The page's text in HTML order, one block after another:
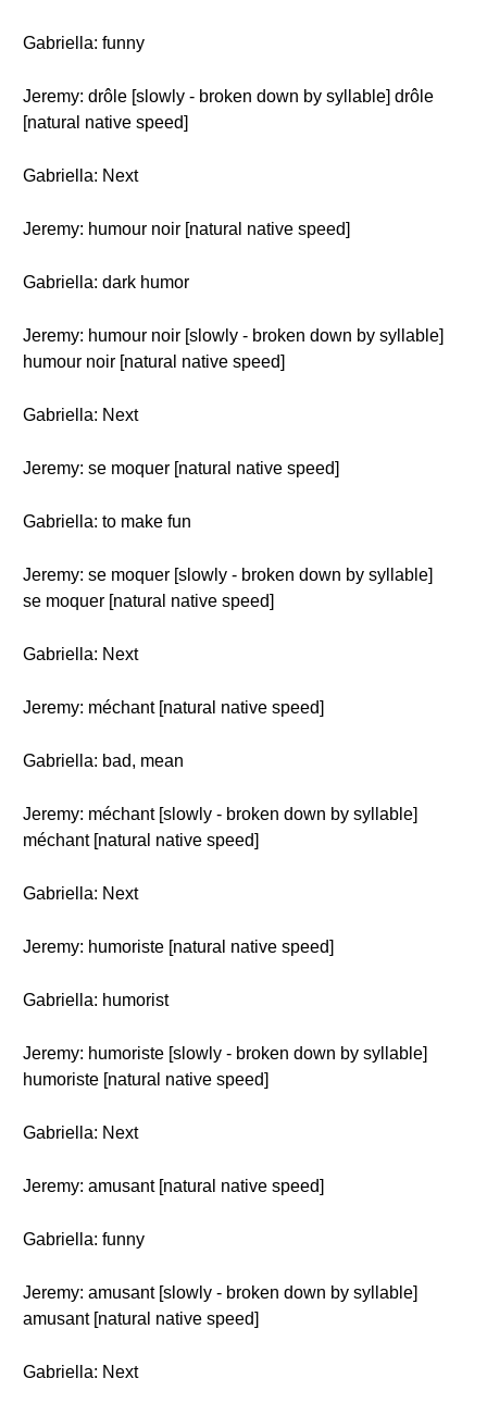
Gabriella: funny
Jeremy: drôle [slowly - broken down by syllable] drôle
[natural native speed]
Gabriella: Next
Jeremy: humour noir [natural native speed]
Gabriella: dark humor
Jeremy: humour noir [slowly - broken down by syllable]
humour noir [natural native speed]
Gabriella: Next
Jeremy: se moquer [natural native speed]
Gabriella: to make fun
Jeremy: se moquer [slowly - broken down by syllable]
se moquer [natural native speed]
Gabriella: Next
Jeremy: méchant [natural native speed]
Gabriella: bad, mean
Jeremy: méchant [slowly - broken down by syllable]
méchant [natural native speed]
Gabriella: Next
Jeremy: humoriste [natural native speed]
Gabriella: humorist
Jeremy: humoriste [slowly - broken down by syllable]
humoriste [natural native speed]
Gabriella: Next
Jeremy: amusant [natural native speed]
Gabriella: funny
Jeremy: amusant [slowly - broken down by syllable]
amusant [natural native speed]
Gabriella: Next